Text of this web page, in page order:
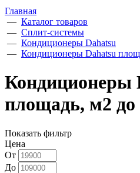
Главная
— Каталог товаров
— Сплит-системы
— Кондиционеры Dahatsu
— Кондиционеры Dahatsu
Кондиционеры
площадь, м2 до
Показать фильтр
Цена
От
До